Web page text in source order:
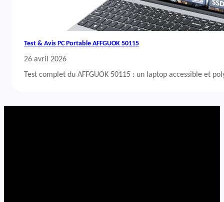
Test & Avis PC Portable AFFGUOK 50115
26 avril 2026
Test complet du AFFGUOK 50115 : un laptop accessible